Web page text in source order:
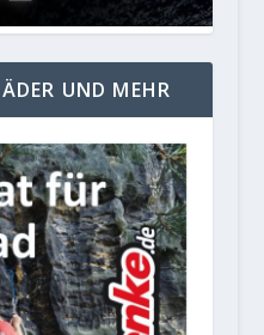
UND MEHR